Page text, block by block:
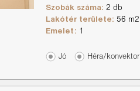
Szobák száma: 2 db
Lakótér területe:56 m2
Emelet: 1
Jó Héra/konvektor